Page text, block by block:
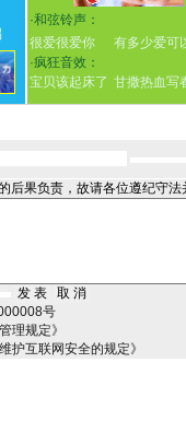
·和弦铃声：
很爱很爱你
有多少爱可
·疯狂音效：
宝贝该起床了 甘撒热血写
后果负责，故请各位遵纪守
号
理规定》
护互联网安全的规定》